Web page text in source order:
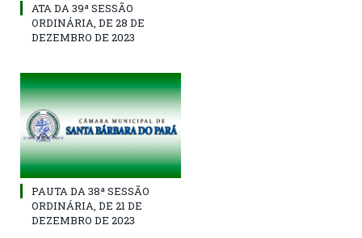
ATA DA 39ª SESSÃO
ORDINÁRIA, DE 28 DE
DEZEMBRO DE 2023
PAUTA DA 38ª SESSÃO
ORDINÁRIA, DE 21 DE
DEZEMBRO DE 2023